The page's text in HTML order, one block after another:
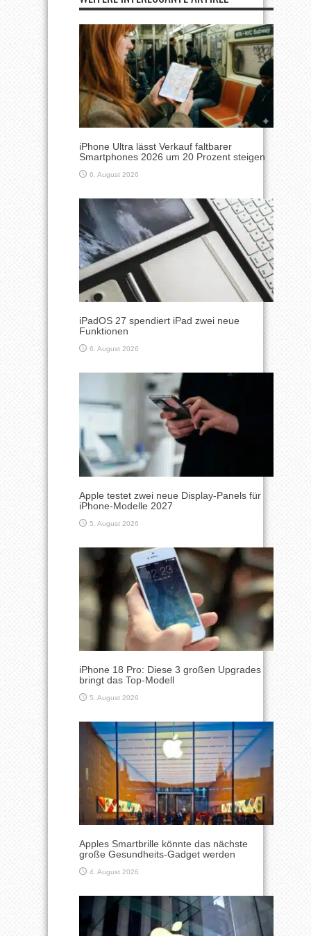
iPhone Ultra lässt Verkauf faltbarer
Smartphones 2026 um 20 Prozent steigen
6. August 2026
iPadOS 27 spendiert iPad zwei neue
Funktionen
6. August 2026
Apple testet zwei neue Display-Panels für
iPhone-Modelle 2027
5. August 2026
iPhone 18 Pro: Diese 3 großen Upgrades
bringt das Top-Modell
5. August 2026
Apples Smartbrille könnte das nächste
große Gesundheits-Gadget werden
4. August 2026